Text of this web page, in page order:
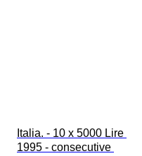
Italia. - 10 x 5000 Lire
1995 - consecutive